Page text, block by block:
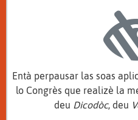
Entà perpausar las soas
lo Congrès que realizè la
deu Dicodòc, deu